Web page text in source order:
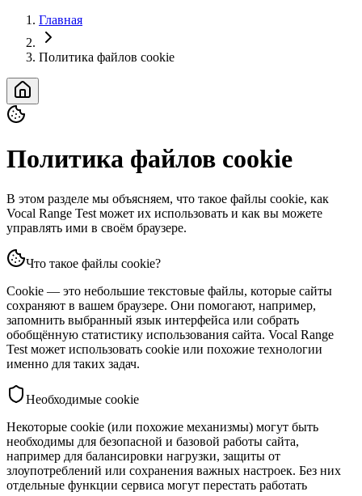
Главная
Политика файлов cookie
Политика файлов cookie
В этом разделе мы объясняем, что такое файлы cookie, как
Vocal Range Test может их использовать и как вы можете
управлять ими в своём браузере.
Что такое файлы cookie?
Cookie — это небольшие текстовые файлы, которые сайты
сохраняют в вашем браузере. Они помогают, например,
запомнить выбранный язык интерфейса или собрать
обобщённую статистику использования сайта. Vocal Range
Test может использовать cookie или похожие технологии
именно для таких задач.
Необходимые cookie
Некоторые cookie (или похожие механизмы) могут быть
необходимы для безопасной и базовой работы сайта,
например для балансировки нагрузки, защиты от
злоупотреблений или сохранения важных настроек. Без них
отдельные функции сервиса могут перестать работать